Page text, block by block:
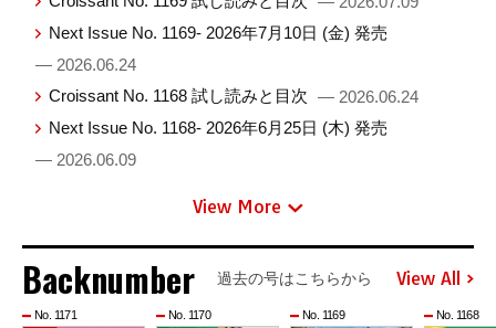
Next Issue No. 1169- 2026年7月10日 (金) 発売
— 2026.06.24
Croissant No. 1168 試し読みと目次 — 2026.06.24
Next Issue No. 1168- 2026年6月25日 (木) 発売
— 2026.06.09
View More
Backnumber 過去の号はこちらから View All
No. 1171 No. 1170 No. 1169 No. 1168